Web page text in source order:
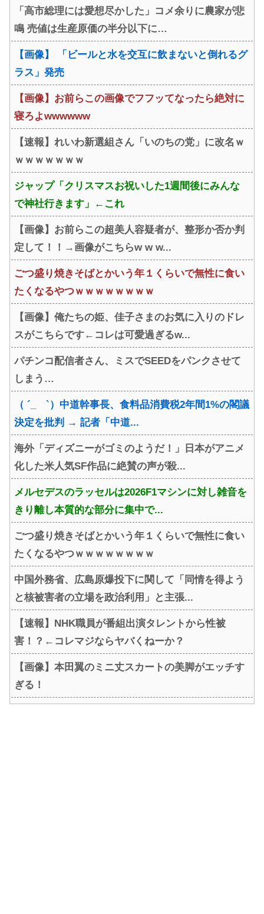
「高市総理には愛想尽かした」コメ余りに農家が悲
鳴 売値は生産原価の半分以下に…
【画像】 「ビールと水を交互に飲まないと倒れるグ
ラス」発売
【画像】お前らこの画像でフフッてなったら絶対に
寝ろよwwwwww
【速報】れいわ新選組さん「いのちの党」に改名ｗ
ｗｗｗｗｗｗｗ
ジャップ「クリスマスお祝いした1週間後にみんな
で神社行きます」←これ
【画像】お前らこの超美人容疑者が、整形か否か判
定して！！→画像がこちらw w w...
ごつ盛り焼きそばとかいう年１くらいで無性に食い
たくなるやつｗｗｗｗｗｗｗｗ
【画像】俺たちの姫、佳子さまのお気に入りのドレ
スがこちらです←コレは可愛過ぎるw...
パチンコ配信者さん、ミスでSEEDをパンクさせて
しまう…
（ ´_ゝ`）中道幹事長、食料品消費税2年間1%の閣議
決定を批判 → 記者「中道...
海外「ディズニーがゴミのようだ！」日本がアニメ
化した米人気SF作品に絶賛の声が殺...
メルセデスのラッセルは2026F1マシンに対し雑音を
きり離し本質的な部分に集中で...
ごつ盛り焼きそばとかいう年１くらいで無性に食い
たくなるやつｗｗｗｗｗｗｗｗ
中国外務省、広島原爆投下に関して「同情を得よう
と核被害者の立場を政治利用」と主張...
【速報】NHK職員が番組出演タレントから性被
害！？←コレマジならヤバくねーか？
【画像】本田翼のミニ丈スカートの美脚がエッチす
ぎる！